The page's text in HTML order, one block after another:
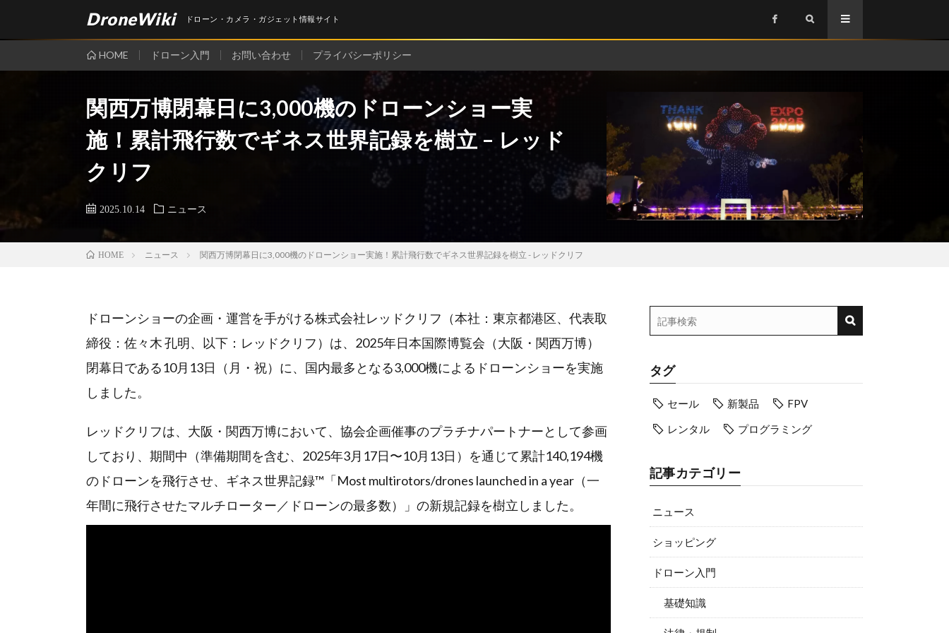
DroneWiki ドローン・カメラ・ガジェット情報サイト
HOME ドローン入門 お問い合わせ プライバシーポリシー
関西万博閉幕日に3,000機のドローンショー実
施！累計飛行数でギネス世界記録を樹立 – レッド
クリフ
2025.10.14 ニュース
HOME ニュース 関西万博閉幕日に3,000機のドローンショー実施！累計飛行数でギネス世界記録を樹立 - レッドクリフ
ドローンショーの企画・運営を手がける株式会社レッドクリフ（本社：東京都港区、代表取
締役：佐々木 孔明、以下：レッドクリフ）は、2025年日本国際博覧会（大阪・関西万博）
閉幕日である10月13日（月・祝）に、国内最多となる3,000機によるドローンショーを実施
しました。
レッドクリフは、大阪・関西万博において、協会企画催事のプラチナパートナーとして参画
しており、期間中（準備期間を含む、2025年3月17日〜10月13日）を通じて累計140,194機
のドローンを飛行させ、ギネス世界記録™「Most multirotors/drones launched in a year（一
年間に飛行させたマルチローター／ドローンの最多数）」の新規記録を樹立しました。
タグ
セール 新製品
FPV
レンタル
プログラミング
記事カテゴリー
ニュース
ショッピング
ドローン入門
基礎知識